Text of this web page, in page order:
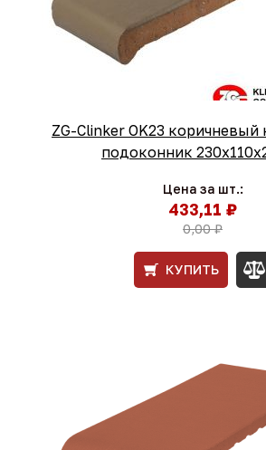
ZG-Clinker OK23
подоконник
Цена за шт.:
433,11 ₽
0,00 ₽
КУПИТЬ